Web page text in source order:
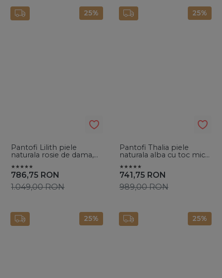
25%
Pantofi Lilith piele
naturala rosie de dama,
786,75 RON
1.049,00RON
25%
Pantofi Thalia piele
naturala alba cu toc mic
741,75 RON
989,00RON
25% 25%